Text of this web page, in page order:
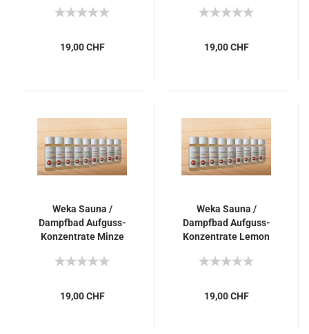
19,00 CHF 19,00 CHF
Weka Sauna /
Dampfbad Aufguss-
Konzentrate Minze
19,00 CHF
Weka Sauna /
Dampfbad Aufguss-
Konzentrate Lemon
19,00 CHF